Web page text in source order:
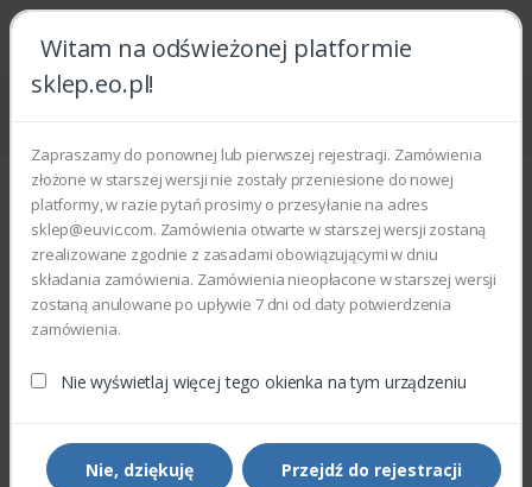
Witam na odświeżonej platformie
sklep.eo.pl!
Zapraszamy do ponownej lub pierwszej rejestracji. Zamówienia
złożone w starszej wersji nie zostały przeniesione do nowej
platformy, w razie pytań prosimy o przesyłanie na adres
sklep@euvic.com. Zamówienia otwarte w starszej wersji zostaną
zrealizowane zgodnie z zasadami obowiązującymi w dniu
składania zamówienia. Zamówienia nieopłacone w starszej wersji
zostaną anulowane po upływie 7 dni od daty potwierdzenia
zamówienia.
Nie wyświetlaj więcej tego okienka na tym urządzeniu
Nie, dziękuję Przejdź do rejestracji
Strona główna Akcesoria i materiały eksploatacyjne
Stacje dokujące
Wyświetlono 0–0 z 0 wyników
Filtry Sortowanie domyślne
Wyświetlono 0–0 z 0 wyników